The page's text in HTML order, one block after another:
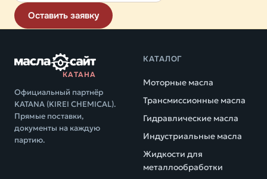
Оставить заявку
КАТАНА
Официальный партнёр
KATANA (KIREI CHEMICAL).
Прямые поставки,
документы на каждую
партию.
КАТАЛОГ
Моторные масла
Трансмиссионные масла
Гидравлические масла
Индустриальные масла
Жидкости для
металлообработки